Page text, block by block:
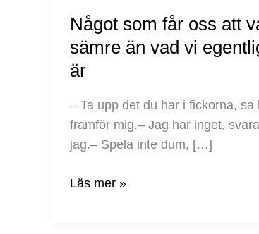
Något som får oss att
sämre än vad vi
är
– Ta upp det du har i fickorna, sa
framför mig.– Jag har inget,
jag.– Spela inte dum, […]
oss
att
vara
än
vad
vi
är
Läs mer »